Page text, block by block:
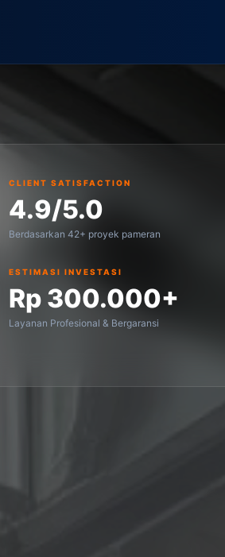
CLIENT SATISFACTION
4.9/5.0
Berdasarkan 42+ proyek pameran
ESTIMASI INVESTASI
Rp 300.000+
Layanan Profesional & Bergaransi